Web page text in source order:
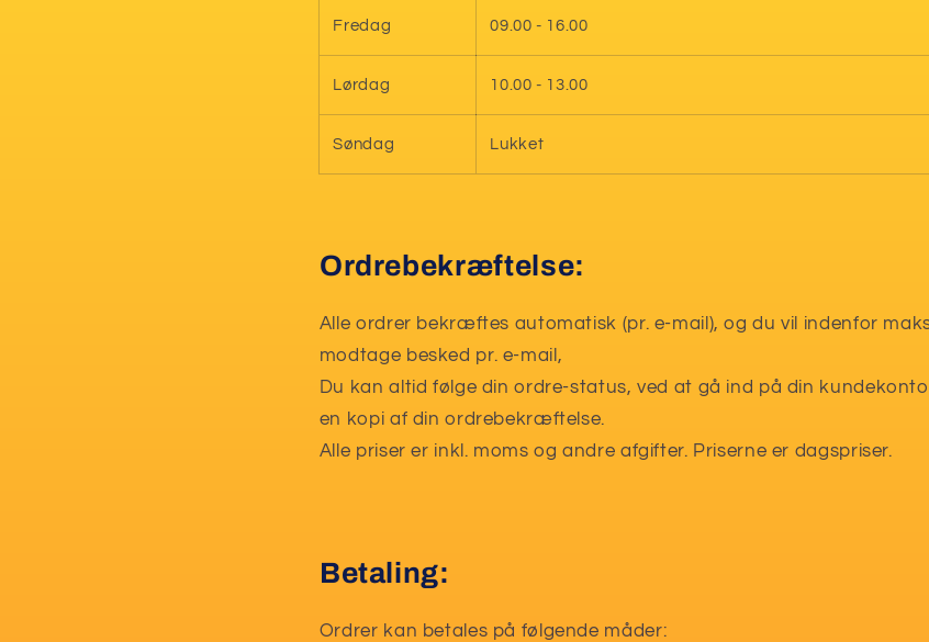
Fredag 09.00 - 16.00
Lørdag 10.00 - 13.00
Søndag Lukket
Ordrebekræftelse:
Alle ordrer bekræftes automatisk (pr. e-mail), og du vil indenfor
modtage besked pr. e-mail,
Du kan altid følge din ordre-status, ved at gå ind på din
en kopi af din ordrebekræftelse.
Alle priser er inkl. moms og andre afgifter. Priserne er dagspriser.
Betaling:
Ordrer kan betales på følgende måder: